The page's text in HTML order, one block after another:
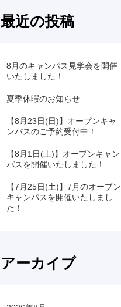
最近の投稿
8月のキャンパス見学会を開催
いたしました！
夏季休暇のお知らせ
【8月23日(日)】オープンキャ
ンパスのご予約受付中！
【8月1日(土)】オープンキャン
パスを開催いたしました！
【7月25日(土)】7月のオープン
キャンパスを開催いたしまし
た！
アーカイブ